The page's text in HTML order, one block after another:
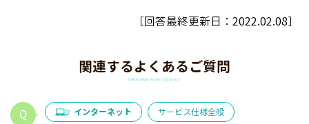
［回答最終更新日： 2022.02.08］
関連するよくあるご質問
インターネット サービス仕様全般